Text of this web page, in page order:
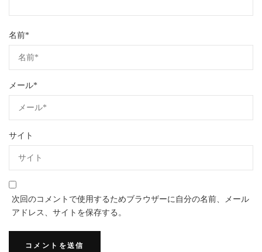
名前*
メール*
サイト
次回のコメントで使用するためブラウザーに自分の名前、メール
アドレス、サイトを保存する。